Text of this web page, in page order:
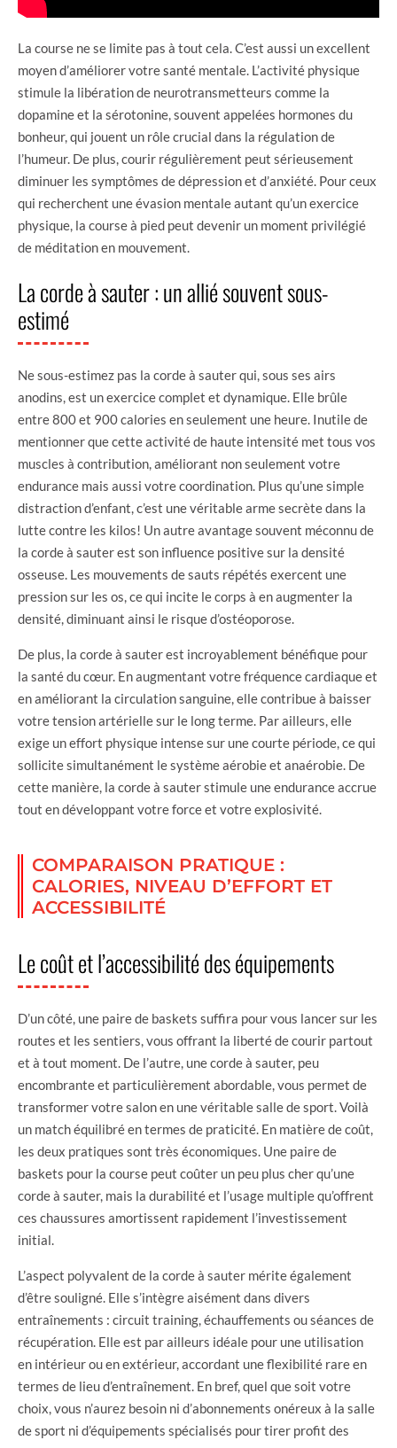
La course ne se limite pas à tout cela. C’est aussi un excellent
moyen d’améliorer votre santé mentale. L’activité physique
stimule la libération de neurotransmetteurs comme la
dopamine et la sérotonine, souvent appelées hormones du
bonheur, qui jouent un rôle crucial dans la régulation de
l’humeur. De plus, courir régulièrement peut sérieusement
diminuer les symptômes de dépression et d’anxiété. Pour ceux
qui recherchent une évasion mentale autant qu’un exercice
physique, la course à pied peut devenir un moment privilégié
de méditation en mouvement.
La corde à sauter : un allié souvent sous-
estimé
Ne sous-estimez pas la corde à sauter qui, sous ses airs
anodins, est un exercice complet et dynamique. Elle brûle
entre 800 et 900 calories en seulement une heure. Inutile de
mentionner que cette activité de haute intensité met tous vos
muscles à contribution, améliorant non seulement votre
endurance mais aussi votre coordination. Plus qu’une simple
distraction d’enfant, c’est une véritable arme secrète dans la
lutte contre les kilos! Un autre avantage souvent méconnu de
la corde à sauter est son influence positive sur la densité
osseuse. Les mouvements de sauts répétés exercent une
pression sur les os, ce qui incite le corps à en augmenter la
densité, diminuant ainsi le risque d’ostéoporose.
De plus, la corde à sauter est incroyablement bénéfique pour
la santé du cœur. En augmentant votre fréquence cardiaque et
en améliorant la circulation sanguine, elle contribue à baisser
votre tension artérielle sur le long terme. Par ailleurs, elle
exige un effort physique intense sur une courte période, ce qui
sollicite simultanément le système aérobie et anaérobie. De
cette manière, la corde à sauter stimule une endurance accrue
tout en développant votre force et votre explosivité.
COMPARAISON PRATIQUE :
CALORIES, NIVEAU D’EFFORT ET
ACCESSIBILITÉ
Le coût et l’accessibilité des équipements
D’un côté, une paire de baskets suffira pour vous lancer sur les
routes et les sentiers, vous offrant la liberté de courir partout
et à tout moment. De l’autre, une corde à sauter, peu
encombrante et particulièrement abordable, vous permet de
transformer votre salon en une véritable salle de sport. Voilà
un match équilibré en termes de praticité. En matière de coût,
les deux pratiques sont très économiques. Une paire de
baskets pour la course peut coûter un peu plus cher qu’une
corde à sauter, mais la durabilité et l’usage multiple qu’offrent
ces chaussures amortissent rapidement l’investissement
initial.
L’aspect polyvalent de la corde à sauter mérite également
d’être souligné. Elle s’intègre aisément dans divers
entraînements : circuit training, échauffements ou séances de
récupération. Elle est par ailleurs idéale pour une utilisation
en intérieur ou en extérieur, accordant une flexibilité rare en
termes de lieu d’entraînement. En bref, quel que soit votre
choix, vous n’aurez besoin ni d’abonnements onéreux à la salle
de sport ni d’équipements spécialisés pour tirer profit des